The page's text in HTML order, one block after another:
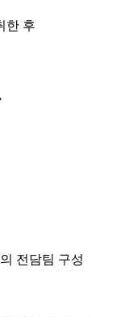
한 후
전담팀 구성